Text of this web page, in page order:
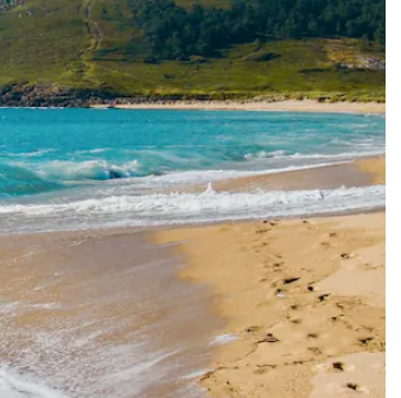
les parcourir ou en appuyant et en faisant glisser.